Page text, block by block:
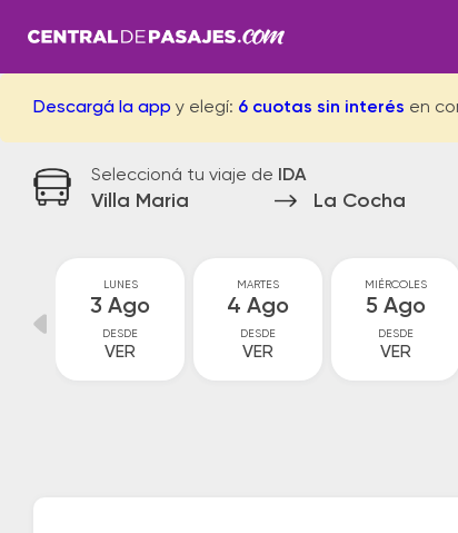
Descargá la app y elegí: 6 cuotas sin interés en
Seleccioná tu viaje de IDA
Villa Maria La Cocha
LUNES
3 Ago
DESDE
VER
MARTES
4 Ago
DESDE
VER
MIÉRCOLES
5 Ago
DESDE
VER